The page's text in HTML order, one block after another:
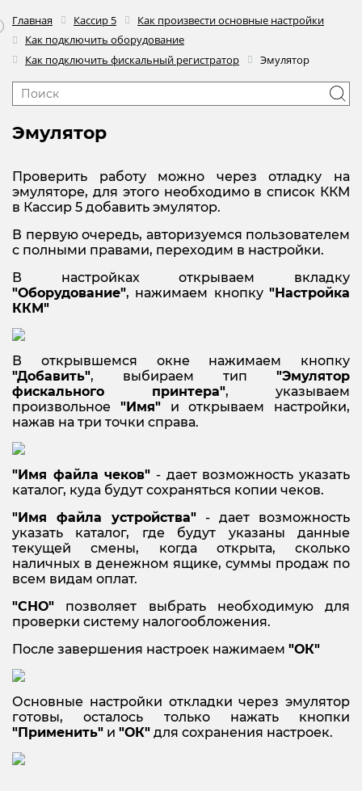
Главная Кассир 5
Как произвести основные настройки
Как подключить оборудование
Как подключить фискальный регистратор
Эмулятор
Эмулятор
Проверить работу можно через отладку на
эмуляторе, для этого необходимо в список ККМ
в Кассир 5 добавить эмулятор.
В первую очередь, авторизуемся пользователем
с полными правами, переходим в настройки.
В настройках открываем вкладку
"Оборудование", нажимаем кнопку "Настройка
ККМ"
В открывшемся окне нажимаем кнопку
"Добавить", выбираем тип "Эмулятор
фискального принтера", указываем
произвольное "Имя"и открываем настройки,
нажав на три точки справа.
"Имя файла чеков" - дает возможность указать
каталог, куда будут сохраняться копии чеков.
"Имя файла устройства" - дает возможность
указать каталог, где будут указаны данные
текущей смены, когда открыта, сколько
наличных в денежном ящике, суммы продаж по
всем видам оплат.
"СНО" позволяет выбрать необходимую для
проверки систему налогообложения.
После завершения настроек нажимаем "ОК"
Основные настройки откладки через эмулятор
готовы, осталось только нажать кнопки
"Применить" и "ОК" для сохранения настроек.